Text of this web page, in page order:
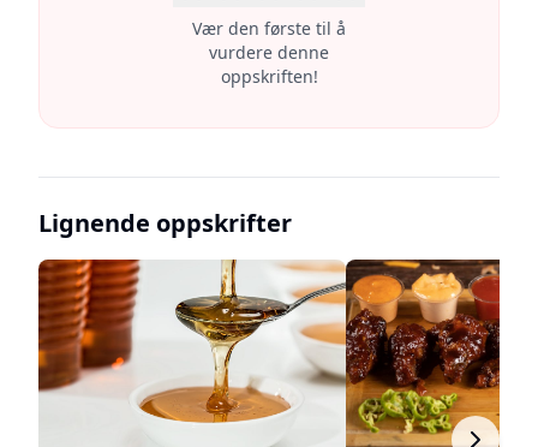
Vær den første til å
vurdere denne
oppskriften!
Lignende oppskrifter